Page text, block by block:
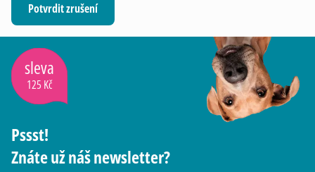
Potvrdit zrušení
sleva
125 Kč
Pssst!
Znáte už náš newsletter?